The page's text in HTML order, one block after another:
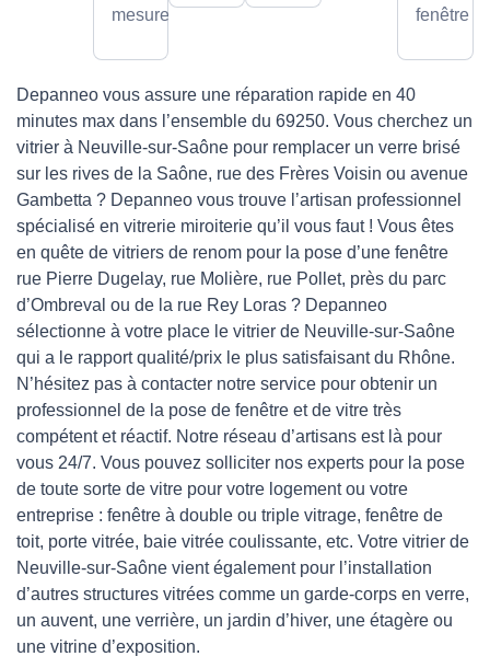
mesure.
fenêtre
Depanneo vous assure une réparation rapide en 40
minutes max dans l’ensemble du 69250. Vous cherchez un
vitrier à Neuville-sur-Saône pour remplacer un verre brisé
sur les rives de la Saône, rue des Frères Voisin ou avenue
Gambetta ? Depanneo vous trouve l’artisan professionnel
spécialisé en vitrerie miroiterie qu’il vous faut ! Vous êtes
en quête de vitriers de renom pour la pose d’une fenêtre
rue Pierre Dugelay, rue Molière, rue Pollet, près du parc
d’Ombreval ou de la rue Rey Loras ? Depanneo
sélectionne à votre place le vitrier de Neuville-sur-Saône
qui a le rapport qualité/prix le plus satisfaisant du Rhône.
N’hésitez pas à contacter notre service pour obtenir un
professionnel de la pose de fenêtre et de vitre très
compétent et réactif. Notre réseau d’artisans est là pour
vous 24/7. Vous pouvez solliciter nos experts pour la pose
de toute sorte de vitre pour votre logement ou votre
entreprise : fenêtre à double ou triple vitrage, fenêtre de
toit, porte vitrée, baie vitrée coulissante, etc. Votre vitrier de
Neuville-sur-Saône vient également pour l’installation
d’autres structures vitrées comme un garde-corps en verre,
un auvent, une verrière, un jardin d’hiver, une étagère ou
une vitrine d’exposition.